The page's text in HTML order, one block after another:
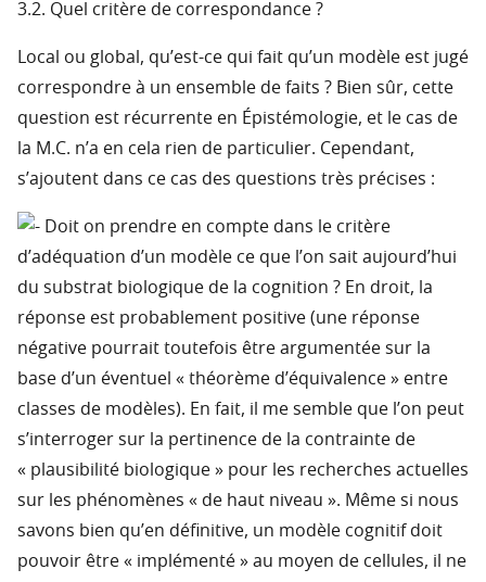
3.2. Quel critère de correspondance ?
Local ou global, qu’est-ce qui fait qu’un modèle est jugé
correspondre à un ensemble de faits ? Bien sûr, cette
question est récurrente en Épistémologie, et le cas de
la M.C. n’a en cela rien de particulier. Cependant,
s’ajoutent dans ce cas des questions très précises :
Doit on prendre en compte dans le critère
d’adéquation d’un modèle ce que l’on sait aujourd’hui
du substrat biologique de la cognition ? En droit, la
réponse est probablement positive (une réponse
négative pourrait toutefois être argumentée sur la
base d’un éventuel « théorème d’équivalence » entre
classes de modèles). En fait, il me semble que l’on peut
s’interroger sur la pertinence de la contrainte de
« plausibilité biologique » pour les recherches actuelles
sur les phénomènes « de haut niveau ». Même si nous
savons bien qu’en définitive, un modèle cognitif doit
pouvoir être « implémenté » au moyen de cellules, il ne